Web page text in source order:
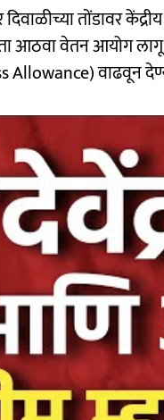
तोंडावर
आठवा वेतन आयोग लागू
Allowance) वाढवून